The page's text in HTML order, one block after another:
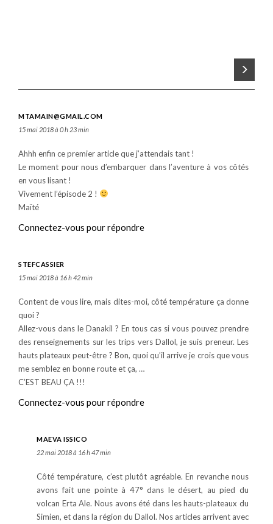
MTAMAIN@GMAIL.COM
15 mai 2018 à 0 h 23 min
Ahhh enfin ce premier article que j’attendais tant !
Le moment pour nous d’embarquer dans l’aventure à vos côtés
en vous lisant !
Vivement l’épisode 2 !
Maïté
Connectez-vous pour répondre
STEFCASSIER
15 mai 2018 à 16 h 42 min
Content de vous lire, mais dites-moi, côté température ça donne
quoi ?
Allez-vous dans le Danakil ? En tous cas si vous pouvez prendre
des renseignements sur les trips vers Dallol, je suis preneur. Les
hauts plateaux peut-être ? Bon, quoi qu’il arrive je crois que vous
me semblez en bonne route et ça, …
C’EST BEAU ÇA !!!
Connectez-vous pour répondre
MAEVA ISSICO
22 mai 2018 à 16 h 47 min
Côté température, c’est plutôt agréable. En revanche nous
avons fait une pointe à 47° dans le désert, au pied du
volcan Erta Ale. Nous avons été dans les hauts-plateaux du
Simien, et dans la région du Dallol. Nos articles arrivent avec